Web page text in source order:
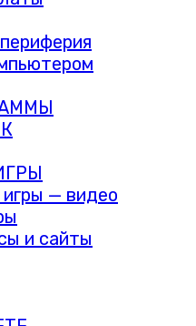
— видео
и сайты